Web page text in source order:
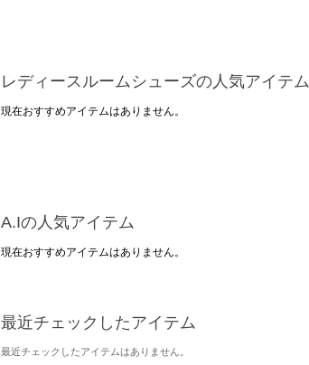
レディースルームシューズの人気アイテム
現在おすすめアイテムはありません。
A.Iの人気アイテム
現在おすすめアイテムはありません。
最近チェックしたアイテム
最近チェックしたアイテムはありません。